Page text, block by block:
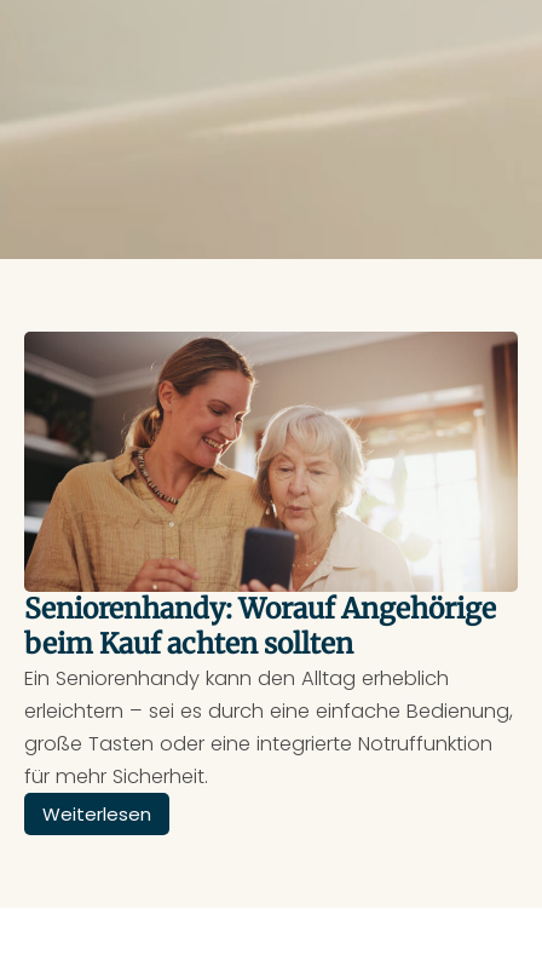
Seniorenhandy: Worauf Angehörige
beim Kauf achten sollten
Ein Seniorenhandy kann den Alltag erheblich
erleichtern – sei es durch eine einfache Bedienung,
große Tasten oder eine integrierte Notruffunktion
für mehr Sicherheit.
Weiterlesen